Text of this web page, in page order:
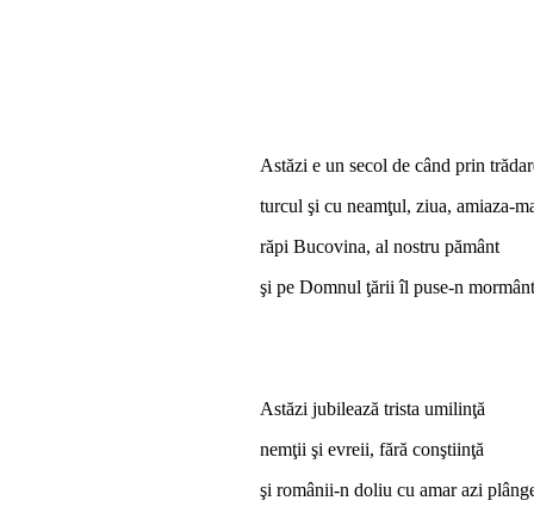
Astăzi e un secol de când prin
turcul şi cu neamţul, ziua, amiaza-
răpi Bucovina, al nostru pământ
şi pe Domnul ţării îl puse-n
Astăzi jubilează trista umilinţă
nemţii şi evreii, fără conştiinţă
şi românii-n doliu cu amar azi